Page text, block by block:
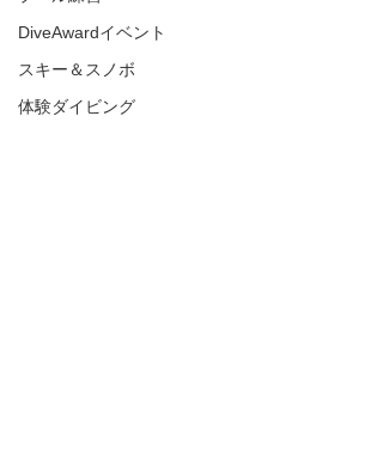
DiveAwardイベント
スキー＆スノボ
体験ダイビング